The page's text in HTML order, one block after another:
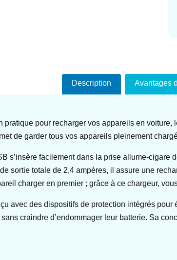
Description Avantages
pratique pour recharger vos appareils en
de garder tous vos appareils pleinement
s’insère facilement dans la prise allume-
sortie totale de 2,4 ampères, il assure une
charger en premier ; grâce à ce chargeur,
avec des dispositifs de protection intégrés
craindre d’endommager leur batterie. Sa